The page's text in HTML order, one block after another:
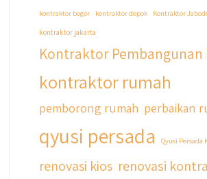
kontraktor bogor kontraktor depok
Kontraktor
kontraktor jakarta
Kontraktor Pembangunan
kontraktor rumah
pemborong rumah perbaikan
qyusi persada Qyusi Persada
renovasi kios renovasi